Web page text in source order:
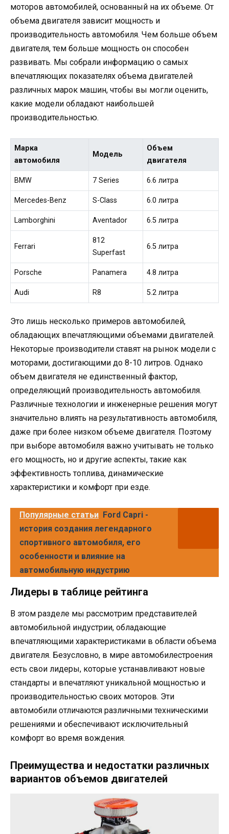
моторов автомобилей, основанный на их объеме. От
объема двигателя зависит мощность и
производительность автомобиля. Чем больше объем
двигателя, тем больше мощность он способен
развивать. Мы собрали информацию о самых
впечатляющих показателях объема двигателей
различных марок машин, чтобы вы могли оценить,
какие модели обладают наибольшей
производительностью.
Марка
автомобиля
Модель
Объем
двигателя
BMW 7 Series 6.6 литра
Mercedes-Benz S-Class 6.0 литра
Lamborghini Aventador 6.5 литра
Ferrari
812
Superfast
6.5 литра
Porsche Panamera 4.8 литра
Audi R8 5.2 литра
Это лишь несколько примеров автомобилей,
обладающих впечатляющими объемами двигателей.
Некоторые производители ставят на рынок модели с
моторами, достигающими до 8-10 литров. Однако
объем двигателя не единственный фактор,
определяющий производительность автомобиля.
Различные технологии и инженерные решения могут
значительно влиять на результативность автомобиля,
даже при более низком объеме двигателя. Поэтому
при выборе автомобиля важно учитывать не только
его мощность, но и другие аспекты, такие как
эффективность топлива, динамические
характеристики и комфорт при езде.
Популярные статьи Ford Capri -
история создания легендарного
спортивного автомобиля, его
особенности и влияние на
автомобильную индустрию
Лидеры в таблице рейтинга
В этом разделе мы рассмотрим представителей
автомобильной индустрии, обладающие
впечатляющими характеристиками в области объема
двигателя. Безусловно, в мире автомобилестроения
есть свои лидеры, которые устанавливают новые
стандарты и впечатляют уникальной мощностью и
производительностью своих моторов. Эти
автомобили отличаются различными техническими
решениями и обеспечивают исключительный
комфорт во время вождения.
Преимущества и недостатки различных
вариантов объемов двигателей